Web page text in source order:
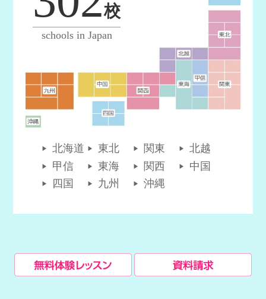
北海道 東北 関東
北越
甲信
東海 関西
中国
四国
九州 沖縄
校
schools in Japan